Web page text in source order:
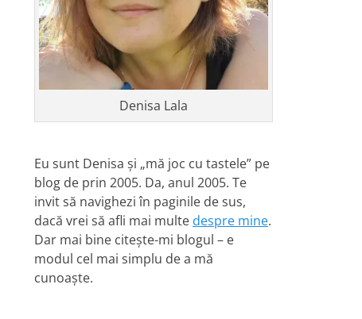
Denisa Lala
Eu sunt Denisa și „mă joc cu tastele” pe
blog de prin 2005. Da, anul 2005. Te
invit să navighezi în paginile de sus,
dacă vrei să afli mai multe despre mine.
Dar mai bine citește-mi blogul – e
modul cel mai simplu de a mă
cunoaște.